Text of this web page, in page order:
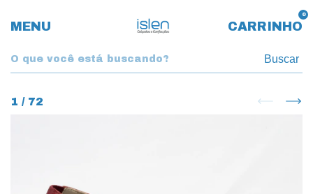
MENU CARRINHO
0
Buscar
1 / 72